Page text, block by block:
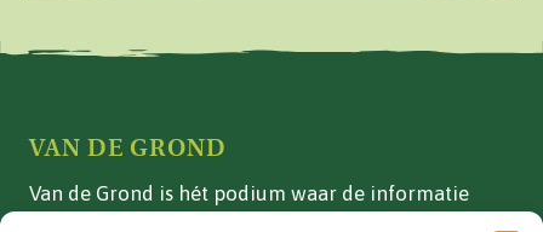
VAN DE GROND
Van de Grond is hét podium waar de informatie